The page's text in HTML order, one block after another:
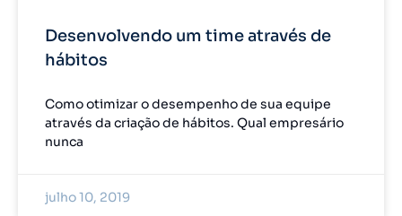
Desenvolvendo um time através de
hábitos
Como otimizar o desempenho de sua equipe
através da criação de hábitos. Qual empresário
nunca
julho 10, 2019